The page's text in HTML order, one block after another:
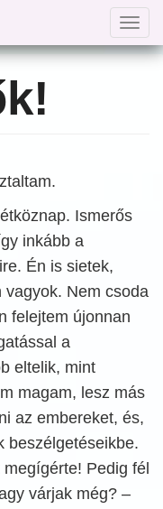
Ismerős
inkább a
Én is sietek,
vagyok. Nem csoda
felejtem újonnan
a
eltelik, mint
magam, lesz más
az embereket, és,
beszélgetéseikbe.
Pedig fél
várjak még? –